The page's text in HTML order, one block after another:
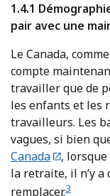
1.4.1
pair avec une
Le Canada,
compte
travailler que de
les enfants et les
travailleurs. Les
vagues, si bien
Canada
,
la retraite, il n’y a
remplacer.3